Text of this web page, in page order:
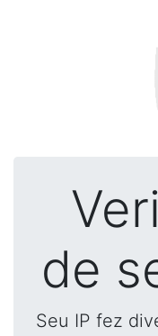
de
Seu IP fez